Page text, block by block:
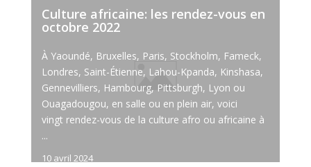
Culture africaine: les rendez-vous en
octobre 2022
À Yaoundé, Bruxelles, Paris, Stockholm, Fameck,
Londres, Saint-Étienne, Lahou-Kpanda, Kinshasa,
Gennevilliers, Hambourg, Pittsburgh, Lyon ou
Ouagadougou, en salle ou en plein air, voici
vingt rendez-vous de la culture afro ou africaine à
...
10 avril 2024